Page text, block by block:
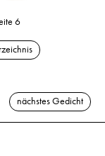
6
nächstes Gedicht